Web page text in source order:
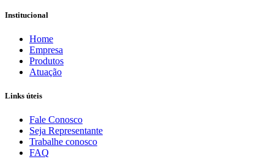
Institucional
Home
Empresa
Produtos
Atuação
Links úteis
Fale Conosco
Seja Representante
Trabalhe conosco
FAQ